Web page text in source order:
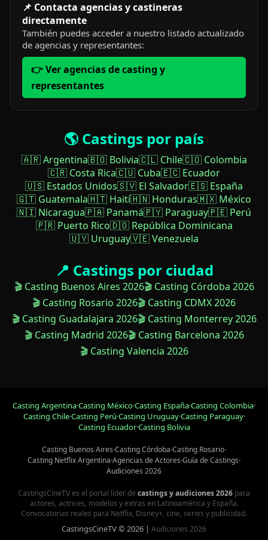
📌 Contacta agencias y castineras
directamente
También puedes acceder a nuestro listado actualizado
de agencias y representantes:
👉 Ver agencias de casting y
representantes
🌎 Castings por país
🇦🇷 Argentina🇧🇴 Bolivia🇨🇱 Chile🇨🇴 Colombia
🇨🇷 Costa Rica🇨🇺 Cuba🇪🇨 Ecuador
🇺🇸 Estados Unidos🇸🇻 El Salvador🇪🇸 España
🇬🇹 Guatemala🇭🇹 Haití🇭🇳 Honduras🇲🇽 México
🇳🇮 Nicaragua🇵🇦 Panamá🇵🇾 Paraguay🇵🇪 Perú
🇵🇷 Puerto Rico🇩🇴 República Dominicana
🇺🇾 Uruguay🇻🇪 Venezuela
📍 Castings por ciudad
🎬 Casting Buenos Aires 2026🎬 Casting Córdoba 2026
🎬 Casting Rosario 2026🎬 Casting CDMX 2026
🎬 Casting Guadalajara 2026🎬 Casting Monterrey 2026
🎬 Casting Madrid 2026🎬 Casting Barcelona 2026
🎬 Casting Valencia 2026
Casting Argentina·Casting México·Casting España·Casting Colombia·
Casting Chile·Casting Perú·Casting Uruguay·Casting Paraguay·
Casting Ecuador·Casting Bolivia
Casting Buenos Aires·Casting Córdoba·Casting Rosario·
Casting Netflix Argentina·Agencias de Actores·Guía de Castings·
Audiciones 2026
CastingsCineTV es el portal líder de castings y audiciones 2026 para
actores, actrices, modelos y extras en Latinoamérica y España.
Convocatorias reales para Netflix, Disney+, cine, series y publicidad.
CastingsCineTV © 2026 | Audiciones 2026